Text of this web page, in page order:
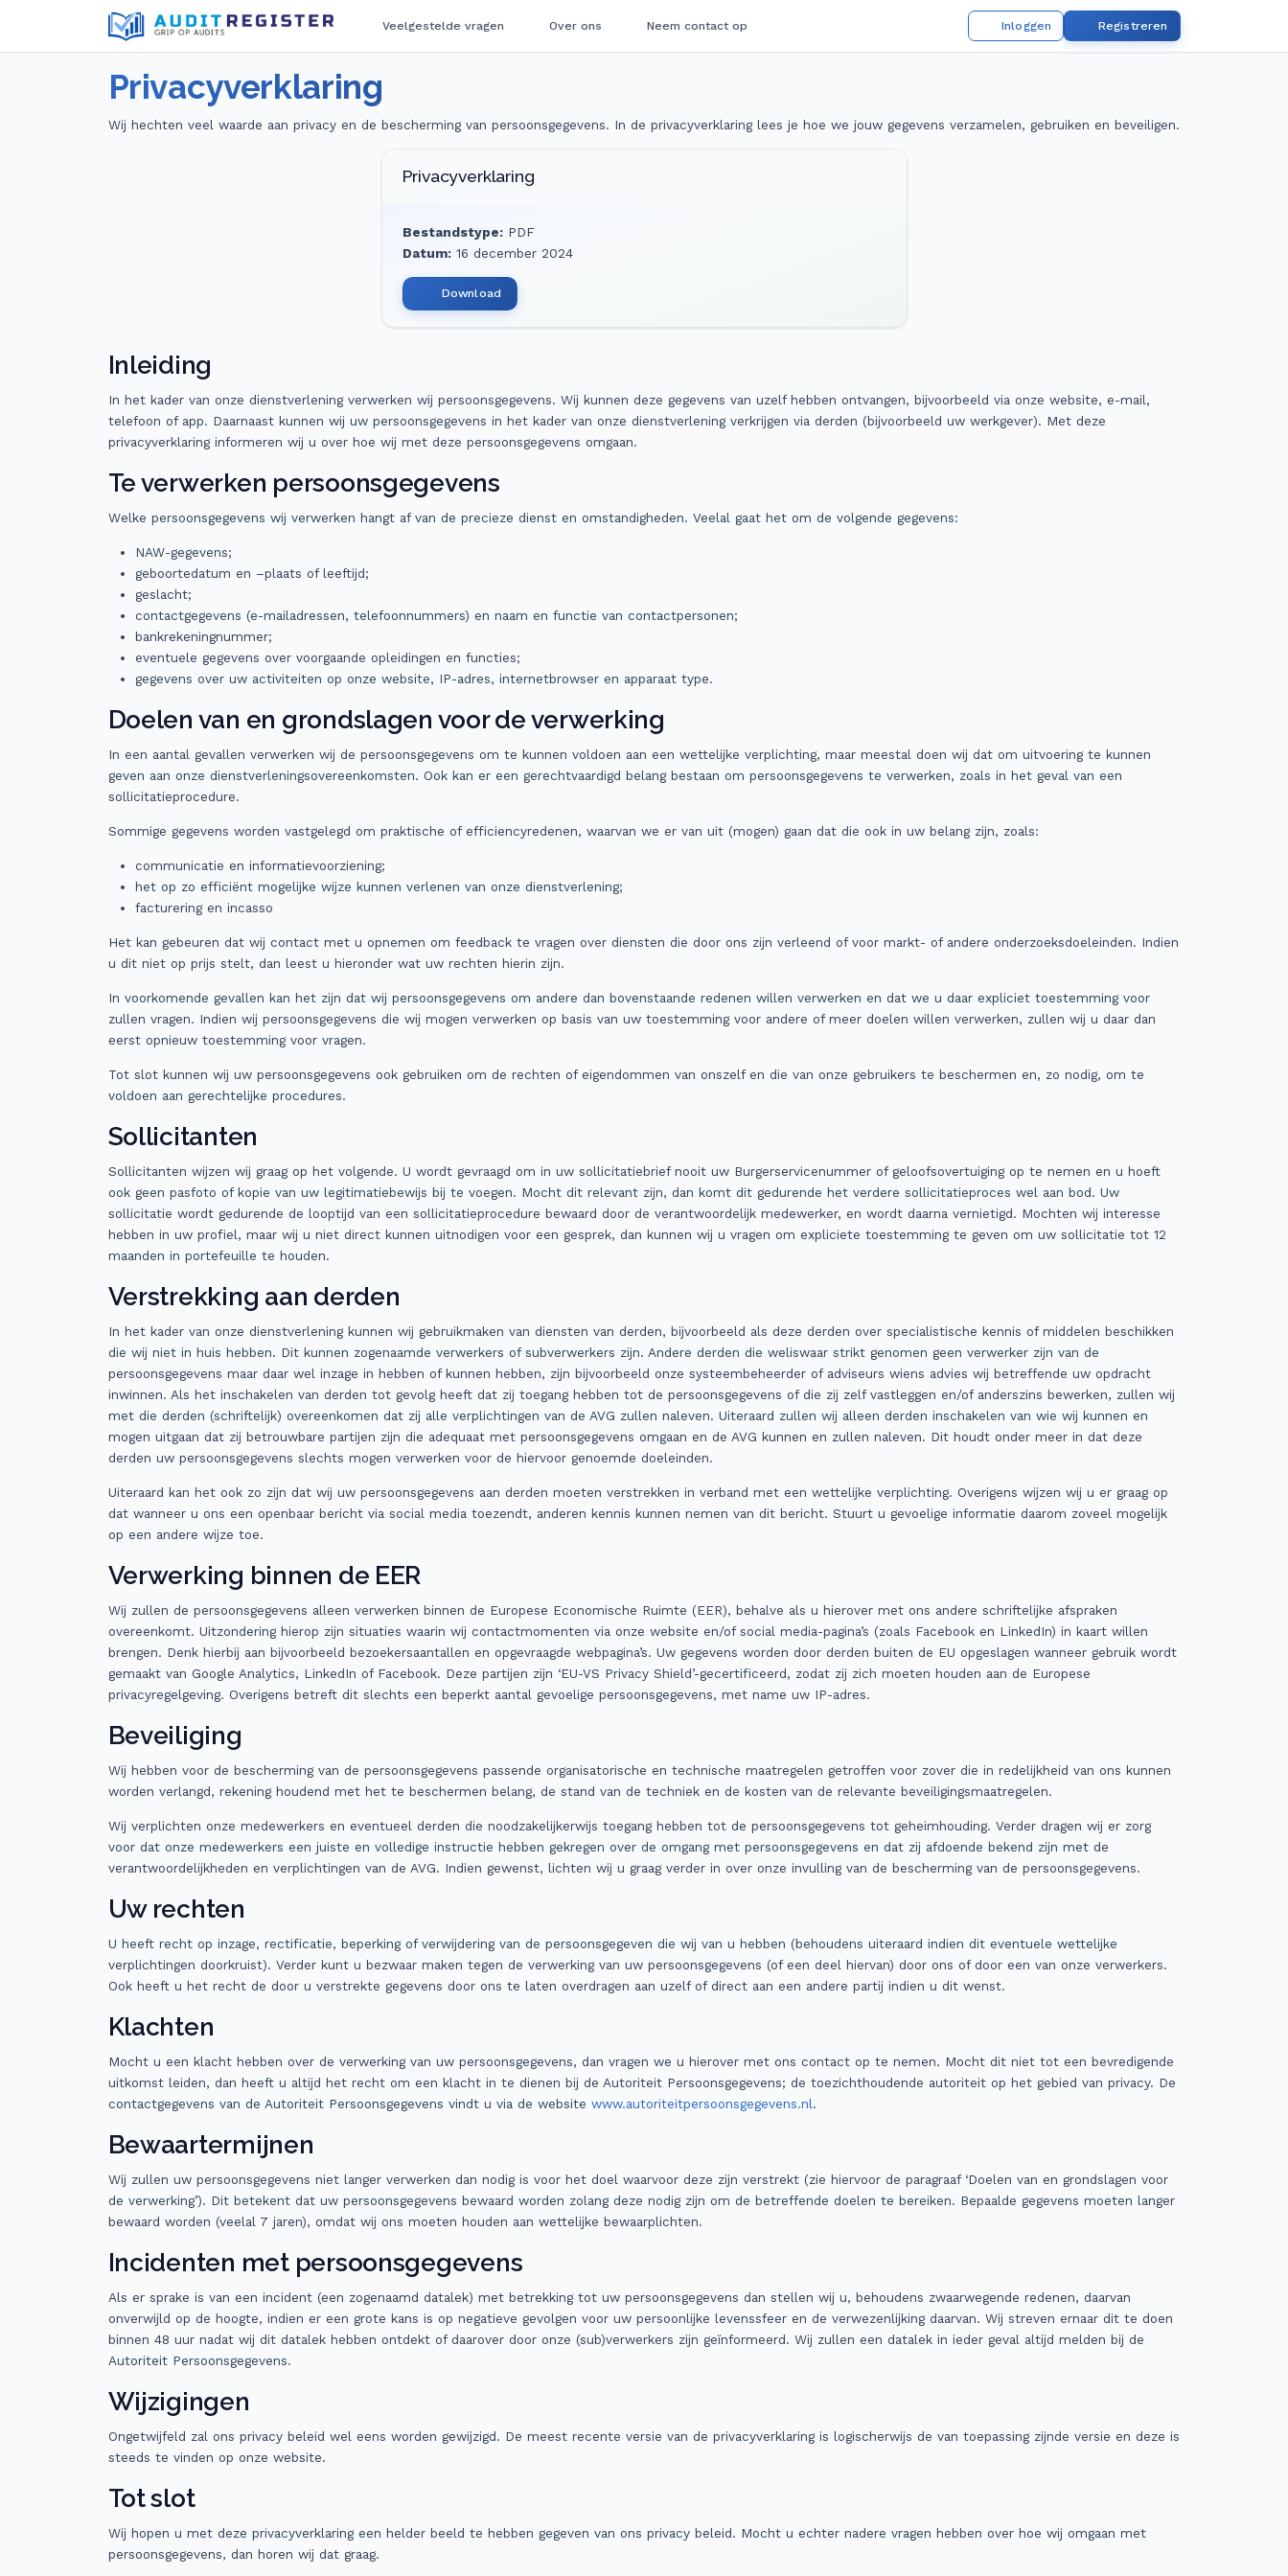
Veelgestelde vragen Over ons Neem contact op Inloggen Registreren
Privacyverklaring
Wij hechten veel waarde aan privacy en de bescherming van persoonsgegevens. In de privacyverklaring lees je hoe we jouw gegevens verzamelen, gebruiken en beveiligen.
Privacyverklaring
Bestandstype:PDF
Datum:16 december 2024
Download
Inleiding
In het kader van onze dienstverlening verwerken wij persoonsgegevens. Wij kunnen deze gegevens van uzelf hebben ontvangen, bijvoorbeeld via onze website, e-mail,
telefoon of app. Daarnaast kunnen wij uw persoonsgegevens in het kader van onze dienstverlening verkrijgen via derden (bijvoorbeeld uw werkgever). Met deze
privacyverklaring informeren wij u over hoe wij met deze persoonsgegevens omgaan.
Te verwerken persoonsgegevens
Welke persoonsgegevens wij verwerken hangt af van de precieze dienst en omstandigheden. Veelal gaat het om de volgende gegevens:
NAW-gegevens;
geboortedatum en –plaats of leeftijd;
geslacht;
contactgegevens (e-mailadressen, telefoonnummers) en naam en functie van contactpersonen;
bankrekeningnummer;
eventuele gegevens over voorgaande opleidingen en functies;
gegevens over uw activiteiten op onze website, IP-adres, internetbrowser en apparaat type.
Doelen van en grondslagen voor de verwerking
In een aantal gevallen verwerken wij de persoonsgegevens om te kunnen voldoen aan een wettelijke verplichting, maar meestal doen wij dat om uitvoering te kunnen
geven aan onze dienstverleningsovereenkomsten. Ook kan er een gerechtvaardigd belang bestaan om persoonsgegevens te verwerken, zoals in het geval van een
sollicitatieprocedure.
Sommige gegevens worden vastgelegd om praktische of efficiencyredenen, waarvan we er van uit (mogen) gaan dat die ook in uw belang zijn, zoals:
communicatie en informatievoorziening;
het op zo efficiënt mogelijke wijze kunnen verlenen van onze dienstverlening;
facturering en incasso
Het kan gebeuren dat wij contact met u opnemen om feedback te vragen over diensten die door ons zijn verleend of voor markt- of andere onderzoeksdoeleinden. Indien
u dit niet op prijs stelt, dan leest u hieronder wat uw rechten hierin zijn.
In voorkomende gevallen kan het zijn dat wij persoonsgegevens om andere dan bovenstaande redenen willen verwerken en dat we u daar expliciet toestemming voor
zullen vragen. Indien wij persoonsgegevens die wij mogen verwerken op basis van uw toestemming voor andere of meer doelen willen verwerken, zullen wij u daar dan
eerst opnieuw toestemming voor vragen.
Tot slot kunnen wij uw persoonsgegevens ook gebruiken om de rechten of eigendommen van onszelf en die van onze gebruikers te beschermen en, zo nodig, om te
voldoen aan gerechtelijke procedures.
Sollicitanten
Sollicitanten wijzen wij graag op het volgende. U wordt gevraagd om in uw sollicitatiebrief nooit uw Burgerservicenummer of geloofsovertuiging op te nemen en u hoeft
ook geen pasfoto of kopie van uw legitimatiebewijs bij te voegen. Mocht dit relevant zijn, dan komt dit gedurende het verdere sollicitatieproces wel aan bod. Uw
sollicitatie wordt gedurende de looptijd van een sollicitatieprocedure bewaard door de verantwoordelijk medewerker, en wordt daarna vernietigd. Mochten wij interesse
hebben in uw profiel, maar wij u niet direct kunnen uitnodigen voor een gesprek, dan kunnen wij u vragen om expliciete toestemming te geven om uw sollicitatie tot 12
maanden in portefeuille te houden.
Verstrekking aan derden
In het kader van onze dienstverlening kunnen wij gebruikmaken van diensten van derden, bijvoorbeeld als deze derden over specialistische kennis of middelen beschikken
die wij niet in huis hebben. Dit kunnen zogenaamde verwerkers of subverwerkers zijn. Andere derden die weliswaar strikt genomen geen verwerker zijn van de
persoonsgegevens maar daar wel inzage in hebben of kunnen hebben, zijn bijvoorbeeld onze systeembeheerder of adviseurs wiens advies wij betreffende uw opdracht
inwinnen. Als het inschakelen van derden tot gevolg heeft dat zij toegang hebben tot de persoonsgegevens of die zij zelf vastleggen en/of anderszins bewerken, zullen wij
met die derden (schriftelijk) overeenkomen dat zij alle verplichtingen van de AVG zullen naleven. Uiteraard zullen wij alleen derden inschakelen van wie wij kunnen en
mogen uitgaan dat zij betrouwbare partijen zijn die adequaat met persoonsgegevens omgaan en de AVG kunnen en zullen naleven. Dit houdt onder meer in dat deze
derden uw persoonsgegevens slechts mogen verwerken voor de hiervoor genoemde doeleinden.
Uiteraard kan het ook zo zijn dat wij uw persoonsgegevens aan derden moeten verstrekken in verband met een wettelijke verplichting. Overigens wijzen wij u er graag op
dat wanneer u ons een openbaar bericht via social media toezendt, anderen kennis kunnen nemen van dit bericht. Stuurt u gevoelige informatie daarom zoveel mogelijk
op een andere wijze toe.
Verwerking binnen de EER
Wij zullen de persoonsgegevens alleen verwerken binnen de Europese Economische Ruimte (EER), behalve als u hierover met ons andere schriftelijke afspraken
overeenkomt. Uitzondering hierop zijn situaties waarin wij contactmomenten via onze website en/of social media-pagina’s (zoals Facebook en LinkedIn) in kaart willen
brengen. Denk hierbij aan bijvoorbeeld bezoekersaantallen en opgevraagde webpagina’s. Uw gegevens worden door derden buiten de EU opgeslagen wanneer gebruik wordt
gemaakt van Google Analytics, LinkedIn of Facebook. Deze partijen zijn ‘EU-VS Privacy Shield’-gecertificeerd, zodat zij zich moeten houden aan de Europese
privacyregelgeving. Overigens betreft dit slechts een beperkt aantal gevoelige persoonsgegevens, met name uw IP-adres.
Beveiliging
Wij hebben voor de bescherming van de persoonsgegevens passende organisatorische en technische maatregelen getroffen voor zover die in redelijkheid van ons kunnen
worden verlangd, rekening houdend met het te beschermen belang, de stand van de techniek en de kosten van de relevante beveiligingsmaatregelen.
Wij verplichten onze medewerkers en eventueel derden die noodzakelijkerwijs toegang hebben tot de persoonsgegevens tot geheimhouding. Verder dragen wij er zorg
voor dat onze medewerkers een juiste en volledige instructie hebben gekregen over de omgang met persoonsgegevens en dat zij afdoende bekend zijn met de
verantwoordelijkheden en verplichtingen van de AVG. Indien gewenst, lichten wij u graag verder in over onze invulling van de bescherming van de persoonsgegevens.
Uw rechten
U heeft recht op inzage, rectificatie, beperking of verwijdering van de persoonsgegeven die wij van u hebben (behoudens uiteraard indien dit eventuele wettelijke
verplichtingen doorkruist). Verder kunt u bezwaar maken tegen de verwerking van uw persoonsgegevens (of een deel hiervan) door ons of door een van onze verwerkers.
Ook heeft u het recht de door u verstrekte gegevens door ons te laten overdragen aan uzelf of direct aan een andere partij indien u dit wenst.
Klachten
Mocht u een klacht hebben over de verwerking van uw persoonsgegevens, dan vragen we u hierover met ons contact op te nemen. Mocht dit niet tot een bevredigende
uitkomst leiden, dan heeft u altijd het recht om een klacht in te dienen bij de Autoriteit Persoonsgegevens; de toezichthoudende autoriteit op het gebied van privacy. De
contactgegevens van de Autoriteit Persoonsgegevens vindt u via de website www.autoriteitpersoonsgegevens.nl.
Bewaartermijnen
Wij zullen uw persoonsgegevens niet langer verwerken dan nodig is voor het doel waarvoor deze zijn verstrekt (zie hiervoor de paragraaf ‘Doelen van en grondslagen voor
de verwerking’). Dit betekent dat uw persoonsgegevens bewaard worden zolang deze nodig zijn om de betreffende doelen te bereiken. Bepaalde gegevens moeten langer
bewaard worden (veelal 7 jaren), omdat wij ons moeten houden aan wettelijke bewaarplichten.
Incidenten met persoonsgegevens
Als er sprake is van een incident (een zogenaamd datalek) met betrekking tot uw persoonsgegevens dan stellen wij u, behoudens zwaarwegende redenen, daarvan
onverwijld op de hoogte, indien er een grote kans is op negatieve gevolgen voor uw persoonlijke levenssfeer en de verwezenlijking daarvan. Wij streven ernaar dit te doen
binnen 48 uur nadat wij dit datalek hebben ontdekt of daarover door onze (sub)verwerkers zijn geïnformeerd. Wij zullen een datalek in ieder geval altijd melden bij de
Autoriteit Persoonsgegevens.
Wijzigingen
Ongetwijfeld zal ons privacy beleid wel eens worden gewijzigd. De meest recente versie van de privacyverklaring is logischerwijs de van toepassing zijnde versie en deze is
steeds te vinden op onze website.
Tot slot
Wij hopen u met deze privacyverklaring een helder beeld te hebben gegeven van ons privacy beleid. Mocht u echter nadere vragen hebben over hoe wij omgaan met
persoonsgegevens, dan horen wij dat graag.